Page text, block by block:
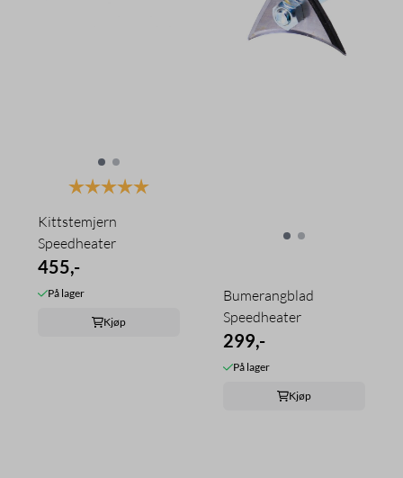
Karakter:
Kittstemjern
Speedheater
455,-
På lager
Kjøp
Bumerangblad
Speedheater
299,-
På lager
Kjøp